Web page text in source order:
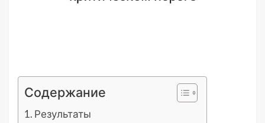
Содержание
Результаты